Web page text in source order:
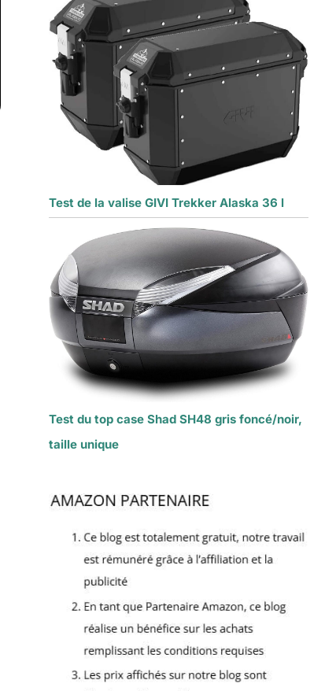
Test de la valise GIVI Trekker Alaska 36 l
Test du top case Shad SH48 gris foncé/noir,
taille unique